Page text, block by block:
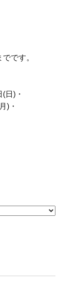
です。
日)・
)・